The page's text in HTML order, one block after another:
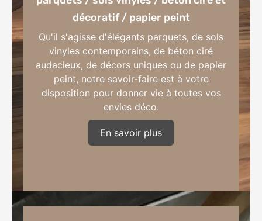
décoratif / papier peint
Qu'il s'agisse d'élégants parquets, de sols
vinyles contemporains, de béton ciré
audacieux, de décors uniques ou de papier
peint, notre savoir-faire est à votre
disposition pour donner vie à toutes vos
envies déco.
En savoir plus